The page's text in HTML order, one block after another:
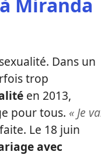
Dans un
trop
en 2013,
pour tous. « Je
Le 18 juin
avec